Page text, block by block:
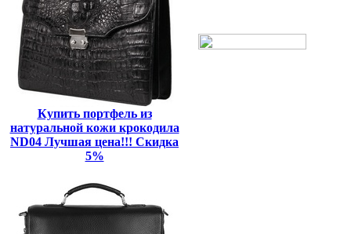
Купить портфель из
натуральной кожи крокодила
ND04 Лучшая цена!!! Скидка
5%